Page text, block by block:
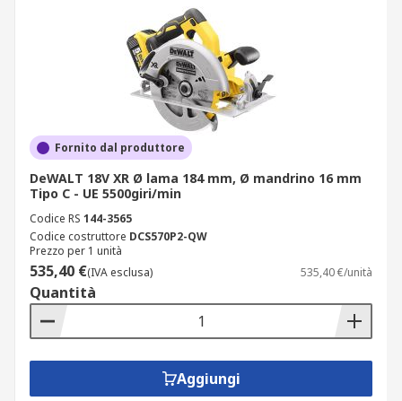
Fornito dal produttore
DeWALT 18V XR Ø lama 184 mm, Ø mandrino 16 mm
Tipo C - UE 5500giri/min
Codice RS 144-3565
Codice costruttore DCS570P2-QW
Prezzo per 1 unità
535,40 €(IVA esclusa) 535,40 €/unità
Quantità
Aggiungi